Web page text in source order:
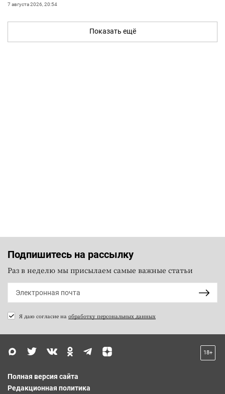
7 августа 2026, 20:54
Показать ещё
Подпишитесь на рассылку
Раз в неделю мы присылаем самые важные статьи
Я даю согласие на обработку персональных данных
18+
Полная версия сайта
Редакционная политика